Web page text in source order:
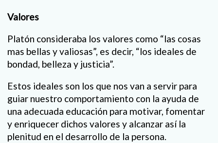
Valores
Platón consideraba los valores como “las cosas
mas bellas y valiosas”, es decir, “los ideales de
bondad, belleza y justicia”.
Estos ideales son los que nos van a servir para
guiar nuestro comportamiento con la ayuda de
una adecuada educación para motivar, fomentar
y enriquecer dichos valores y alcanzar así la
plenitud en el desarrollo de la persona.